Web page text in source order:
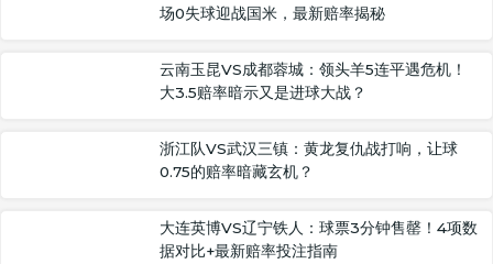
场0失球迎战国米，最新赔率揭秘
云南玉昆VS成都蓉城：领头羊5连平遇危机！
大3.5赔率暗示又是进球大战？
浙江队VS武汉三镇：黄龙复仇战打响，让球
0.75的赔率暗藏玄机？
大连英博VS辽宁铁人：球票3分钟售罄！4项数
据对比+最新赔率投注指南